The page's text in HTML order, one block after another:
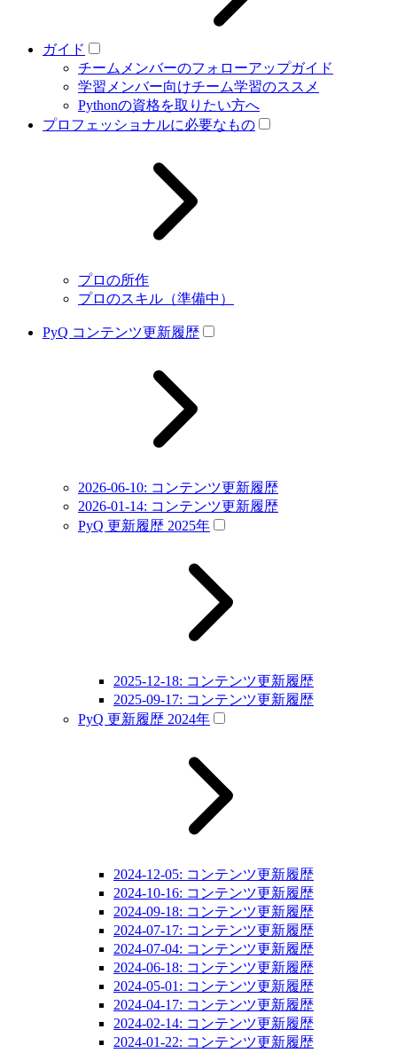
ガイド
チームメンバーのフォローアップガイド
学習メンバー向けチーム学習のススメ
Pythonの資格を取りたい方へ
プロフェッショナルに必要なもの
プロの所作
プロのスキル（準備中）
PyQ コンテンツ更新履歴
2026-06-10: コンテンツ更新履歴
2026-01-14: コンテンツ更新履歴
PyQ 更新履歴 2025年
2025-12-18: コンテンツ更新履歴
2025-09-17: コンテンツ更新履歴
PyQ 更新履歴 2024年
2024-12-05: コンテンツ更新履歴
2024-10-16: コンテンツ更新履歴
2024-09-18: コンテンツ更新履歴
2024-07-17: コンテンツ更新履歴
2024-07-04: コンテンツ更新履歴
2024-06-18: コンテンツ更新履歴
2024-05-01: コンテンツ更新履歴
2024-04-17: コンテンツ更新履歴
2024-02-14: コンテンツ更新履歴
2024-01-22: コンテンツ更新履歴